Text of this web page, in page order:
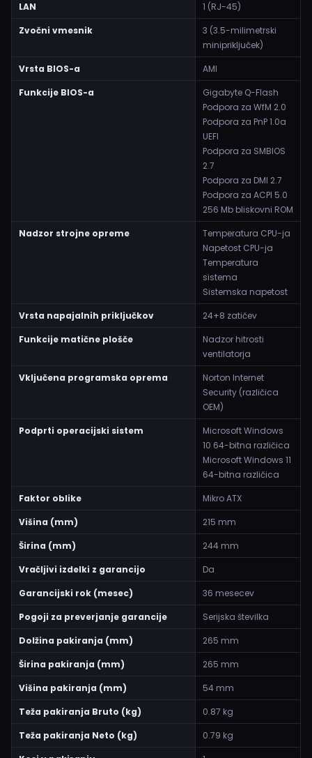
LAN
1 (RJ-45)
Zvočni vmesnik
3 (3.5-milimetrski
minipriključek)
Vrsta BIOS-a
AMI
Funkcije BIOS-a
Gigabyte Q-Flash
Podpora za WfM 2.0
Podpora za PnP 1.0a
UEFI
Podpora za SMBIOS
2.7
Podpora za DMI 2.7
Podpora za ACPI 5.0
256 Mb bliskovni ROM
Nadzor strojne opreme
Temperatura CPU-ja
Napetost CPU-ja
Temperatura
sistema
Sistemska napetost
Vrsta napajalnih priključkov
24+8 zatičev
Funkcije matične plošče
Nadzor hitrosti
ventilatorja
Vključena programska oprema
Norton Internet
Security (različica
OEM)
Podprti operacijski sistem
Microsoft Windows
10 64-bitna različica
Microsoft Windows 11
64-bitna različica
Faktor oblike
Mikro ATX
Višina (mm)
215 mm
Širina (mm)
244 mm
Vračljivi izdelki z garancijo
Da
Garancijski rok (mesec)
36 mesecev
Pogoji za preverjanje garancije
Serijska številka
Dolžina pakiranja (mm)
265 mm
Širina pakiranja (mm)
265 mm
Višina pakiranja (mm)
54 mm
Teža pakiranja Bruto (kg)
0.87 kg
Teža pakiranja Neto (kg)
0.79 kg